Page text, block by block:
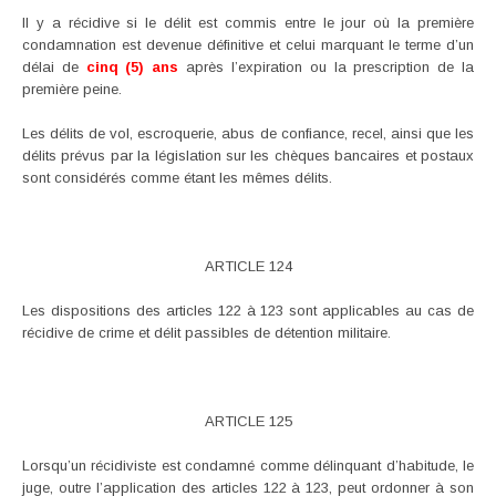
Il y a récidive si le délit est commis entre le jour où la première
condamnation est devenue définitive et celui marquant le terme d’un
délai de cinq (5) ans après l’expiration ou la prescription de la
première peine.
Les délits de vol, escroquerie, abus de confiance, recel, ainsi que les
délits prévus par la législation sur les chèques bancaires et postaux
sont considérés comme étant les mêmes délits.
ARTICLE 124
Les dispositions des articles 122 à 123 sont applicables au cas de
récidive de crime et délit passibles de détention militaire.
ARTICLE 125
Lorsqu’un récidiviste est condamné comme délinquant d’habitude, le
juge, outre l’application des articles 122 à 123, peut ordonner à son